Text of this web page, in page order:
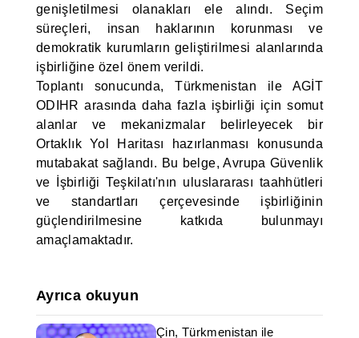
genişletilmesi olanakları ele alındı. Seçim
süreçleri, insan haklarının korunması ve
demokratik kurumların geliştirilmesi alanlarında
işbirliğine özel önem verildi.
Toplantı sonucunda, Türkmenistan ile AGİT
ODIHR arasında daha fazla işbirliği için somut
alanlar ve mekanizmalar belirleyecek bir
Ortaklık Yol Haritası hazırlanması konusunda
mutabakat sağlandı. Bu belge, Avrupa Güvenlik
ve İşbirliği Teşkilatı'nın uluslararası taahhütleri
ve standartları çerçevesinde işbirliğinin
güçlendirilmesine katkıda bulunmayı
amaçlamaktadır.
Ayrıca okuyun
Çin, Türkmenistan ile